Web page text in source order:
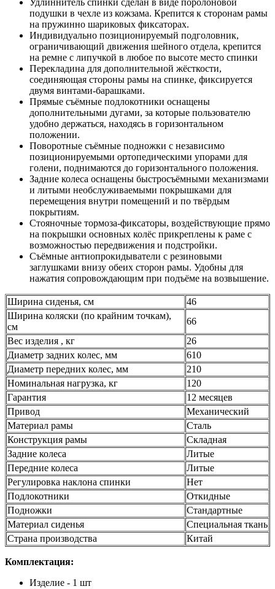
Удлиннитель спинки сделан в виде поролоновой
подушки в чехле из кожзама. Крепится к сторонам рамы
на пружинно шариковых фиксаторах.
Индивидуально позиционируемый подголовник,
ограничивающий движения шейного отдела, крепится
на ремне с липучкой в любое по высоте место спинки
Перекладина для дополнительной жёсткости,
соединяющая стороны рамы на спинке, фиксируется
двумя винтами-барашками.
Прямые съёмные подлокотники оснащены
дополнительными дугами, за которые пользователю
удобно держаться, находясь в горизонтальном
положении.
Поворотные съёмные подножки с независимо
позиционируемыми ортопедическими упорами для
голени, поднимаются до горизонтального положения.
Задние колеса оснащены быстросъёмными механизмами
и литыми необслуживаемыми покрышками для
перемещения внутри помещений и по твёрдым
покрытиям.
Стояночные тормоза-фиксаторы, воздействующие прямо
на покрышки основных колёс прикреплены к раме с
возможностью передвижения и подстройки.
Съёмные антиопрокидыватели с резиновыми
заглушками внизу обеих сторон рамы. Удобны для
нажатия сопровождающим при подъёме на возвышение.
Ширина сиденья, см
46
Ширина коляски (по крайним точкам),
см
66
Вес изделия , кг
26
Диаметр задних колес, мм
610
Диаметр передних колес, мм
210
Номинальная нагрузка, кг
120
Гарантия
12 месяцев
Привод
Механический
Материал рамы
Сталь
Конструкция рамы
Складная
Задние колеса
Литые
Передние колеса
Литые
Регулировка наклона спинки
Нет
Подлокотники
Откидные
Подножки
Стандартные
Материал сиденья
Специальная ткань
Страна производства
Китай
Комплектация:
Изделие - 1 шт